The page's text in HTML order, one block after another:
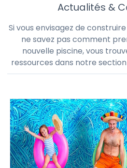
Actualités &
Si vous envisagez de
ne savez pas comment
nouvelle piscine, vous
ressources dans notre